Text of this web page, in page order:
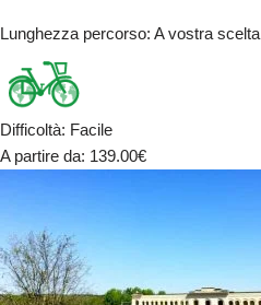
Lunghezza percorso: A vostra scelta
Difficoltà: Facile
A partire da: 139.00€